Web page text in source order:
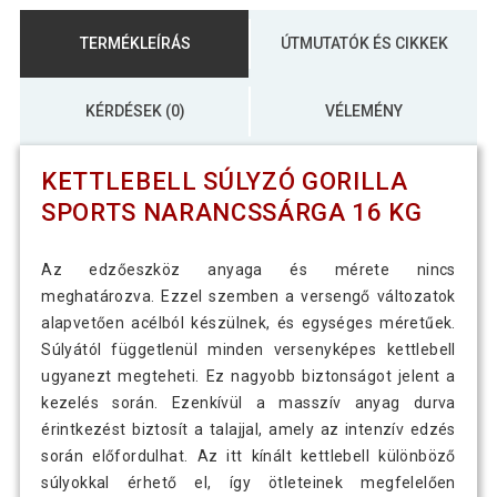
TERMÉKLEÍRÁS ÚTMUTATÓK ÉS CIKKEK
KÉRDÉSEK (0) VÉLEMÉNY
KETTLEBELL SÚLYZÓ GORILLA
SPORTS NARANCSSÁRGA 16 KG
Az edzőeszköz anyaga és mérete nincs
meghatározva. Ezzel szemben a versengő változatok
alapvetően acélból készülnek, és egységes méretűek.
Súlyától függetlenül minden versenyképes kettlebell
ugyanezt megteheti. Ez nagyobb biztonságot jelent a
kezelés során. Ezenkívül a masszív anyag durva
érintkezést biztosít a talajjal, amely az intenzív edzés
során előfordulhat. Az itt kínált kettlebell különböző
súlyokkal érhető el, így ötleteinek megfelelően